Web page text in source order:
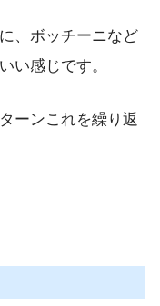
、ボッチーニなど
い感じです。
ーンこれを繰り返